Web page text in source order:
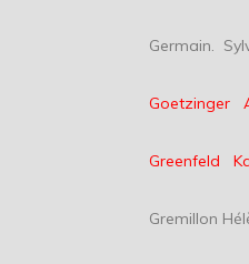
Goetzinger
Greenfeld